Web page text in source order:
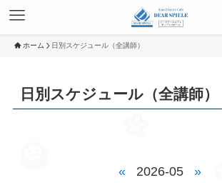
ホーム 日別スケジュール（全講師）
日別スケジュール（全講師）
« 2026-05 »